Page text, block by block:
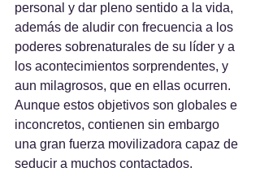
personal y dar pleno sentido a la vida,
además de aludir con frecuencia a los
poderes sobrenaturales de su líder y a
los acontecimientos sorprendentes, y
aun milagrosos, que en ellas ocurren.
Aunque estos objetivos son globales e
inconcretos, contienen sin embargo
una gran fuerza movilizadora capaz de
seducir a muchos contactados.